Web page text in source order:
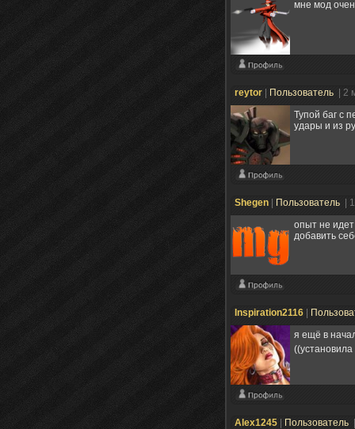
мне мод
reytor Пользователь
| 2
Тупой баг с
удары и из
Shegen Пользователь
|
опыт не
добавить
Inspiration2116
я ещё в
Alex1245 Пользователь